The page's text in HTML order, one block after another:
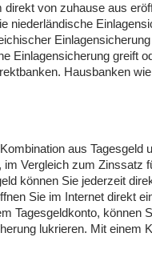
von zuhause aus
niederländische
Einlagensicherung greift
Hausbanken
aus Tagesgeld
Vergleich zum Zinssatz
können Sie jederzeit
Sie im Internet direkt
Tagesgeldkonto, können
lukrieren. Mit einem